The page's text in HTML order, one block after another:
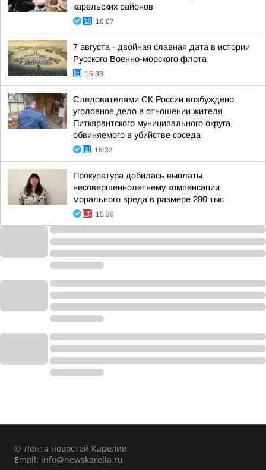
карельских районов
16:07
7 августа - двойная славная дата в истории
Русского Военно-морского флота
15:38
Следователями СК России возбуждено
уголовное дело в отношении жителя
Питкярантского муниципального округа,
обвиняемого в убийстве соседа
15:32
Прокуратура добилась выплаты
несовершеннолетнему компенсации
морального вреда в размере 280 тыс
15:30
© Лента новостей Карелии
Email: info@newskarelia.ru